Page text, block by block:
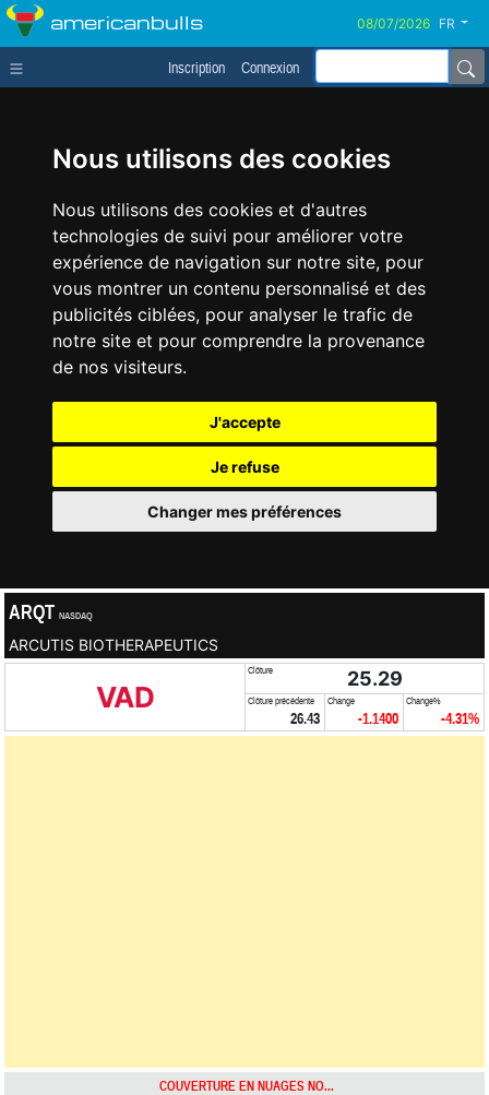
Nous utilisons des cookies
Nous utilisons des cookies et d'autres
technologies de suivi pour améliorer votre
expérience de navigation sur notre site, pour
vous montrer un contenu personnalisé et des
publicités ciblées, pour analyser le trafic de
notre site et pour comprendre la provenance
de nos visiteurs.
J'accepte
Je refuse
Changer mes préférences
americanbulls FR
Inscription Connexion
ARQT NASDAQ
ARCUTIS BIOTHERAPEUTICS
VAD
Clôture 25.29
Clôture précédente
26.43
Change
-1.1400
Change%
-4.31%
COUVERTURE EN NUAGES NO...